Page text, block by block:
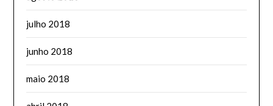
julho 2018
junho 2018
maio 2018